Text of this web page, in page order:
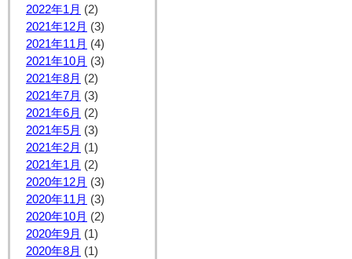
2022年1月 (2)
2021年12月 (3)
2021年11月 (4)
2021年10月 (3)
2021年8月 (2)
2021年7月 (3)
2021年6月 (2)
2021年5月 (3)
2021年2月 (1)
2021年1月 (2)
2020年12月 (3)
2020年11月 (3)
2020年10月 (2)
2020年9月 (1)
2020年8月 (1)